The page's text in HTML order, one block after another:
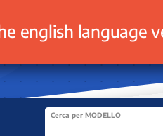
Cerca per MODELLO
english language